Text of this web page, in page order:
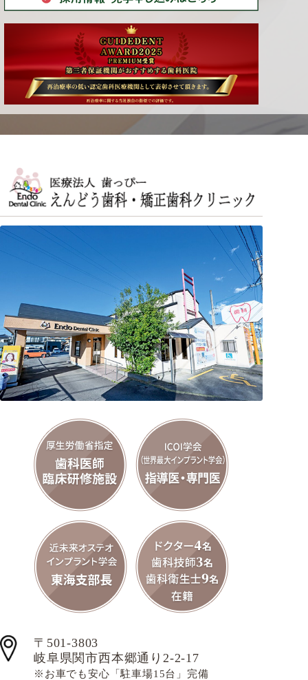
〒501-3803
岐阜県関市西本郷通り2-2-17
※お車でも安心「駐車場15台」完備